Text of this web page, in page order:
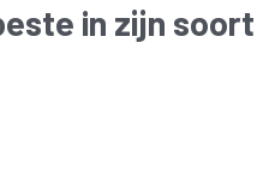
in zijn soort